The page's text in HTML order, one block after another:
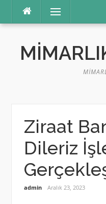
Menü
Ziraat
Dileriz
admin Aralık 23, 2023